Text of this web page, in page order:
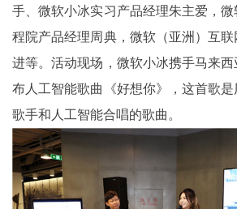
手、微软小冰实习产品经理朱主爱，微
程院产品经理周典， 微软（亚洲）互
进等。活动现场 ，微软小冰携手马来
布人工智能歌曲《好想你》，这首歌
歌手和人工智能合唱的歌曲。